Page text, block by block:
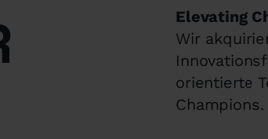
Elevating
Wir
orientierte
Champions.